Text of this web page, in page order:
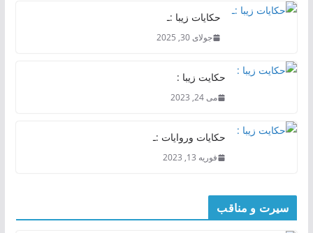
حکایات زیبا :ـ
جولای 30, 2025
حکایت زیبا :
می 24, 2023
حکایات وروایات :ـ
فوریه 13, 2023
سیرت و مناقب